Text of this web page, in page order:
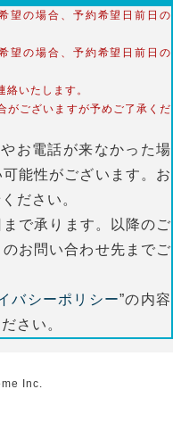
望の場合、予約希望日前日の
望の場合、予約希望日前日の
いたします。
がございますが予めご了承くだ
お電話が来なかった場
能性がございます。お
ださい。
で承ります。以降のご
お問い合わせ先までご
バシーポリシー”の内容
さい。
Inc.